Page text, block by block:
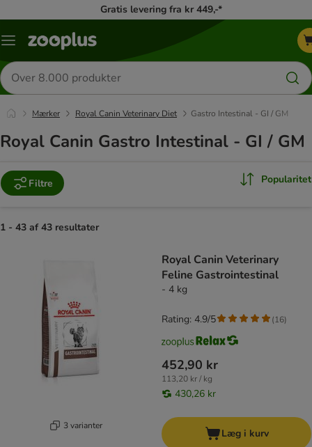
Gratis levering fra kr 449,-*
Menu
Søg
efter
produkter
Mærker Royal Canin Veterinary Diet Gastro Intestinal - GI / GM
Royal Canin Gastro Intestinal - GI / GM
Filtre Popularitet
1 - 43 af 43 resultater
3 varianter
Royal Canin Veterinary
Feline Gastrointestinal
- 4 kg
452,90 kr
113,20 kr / kg
430,26 kr
Rating: 4.9/5 (16)
Læg i kurv